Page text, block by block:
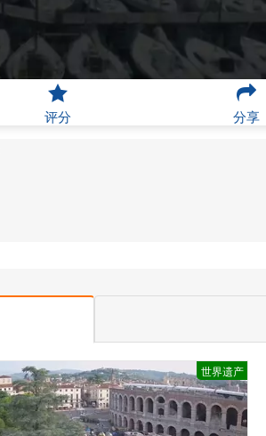
评分 分享
世界遗产